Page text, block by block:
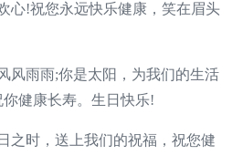
心!祝您永远快乐健康，笑在眉头
风雨雨;你是太阳，为我们的生活
健康长寿。生日快乐!
之时，送上我们的祝福，祝您健